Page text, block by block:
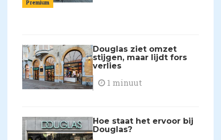
Premium
Douglas ziet omzet
stijgen, maar lijdt fors
verlies
1 minuut
Hoe staat het ervoor bij
Douglas?